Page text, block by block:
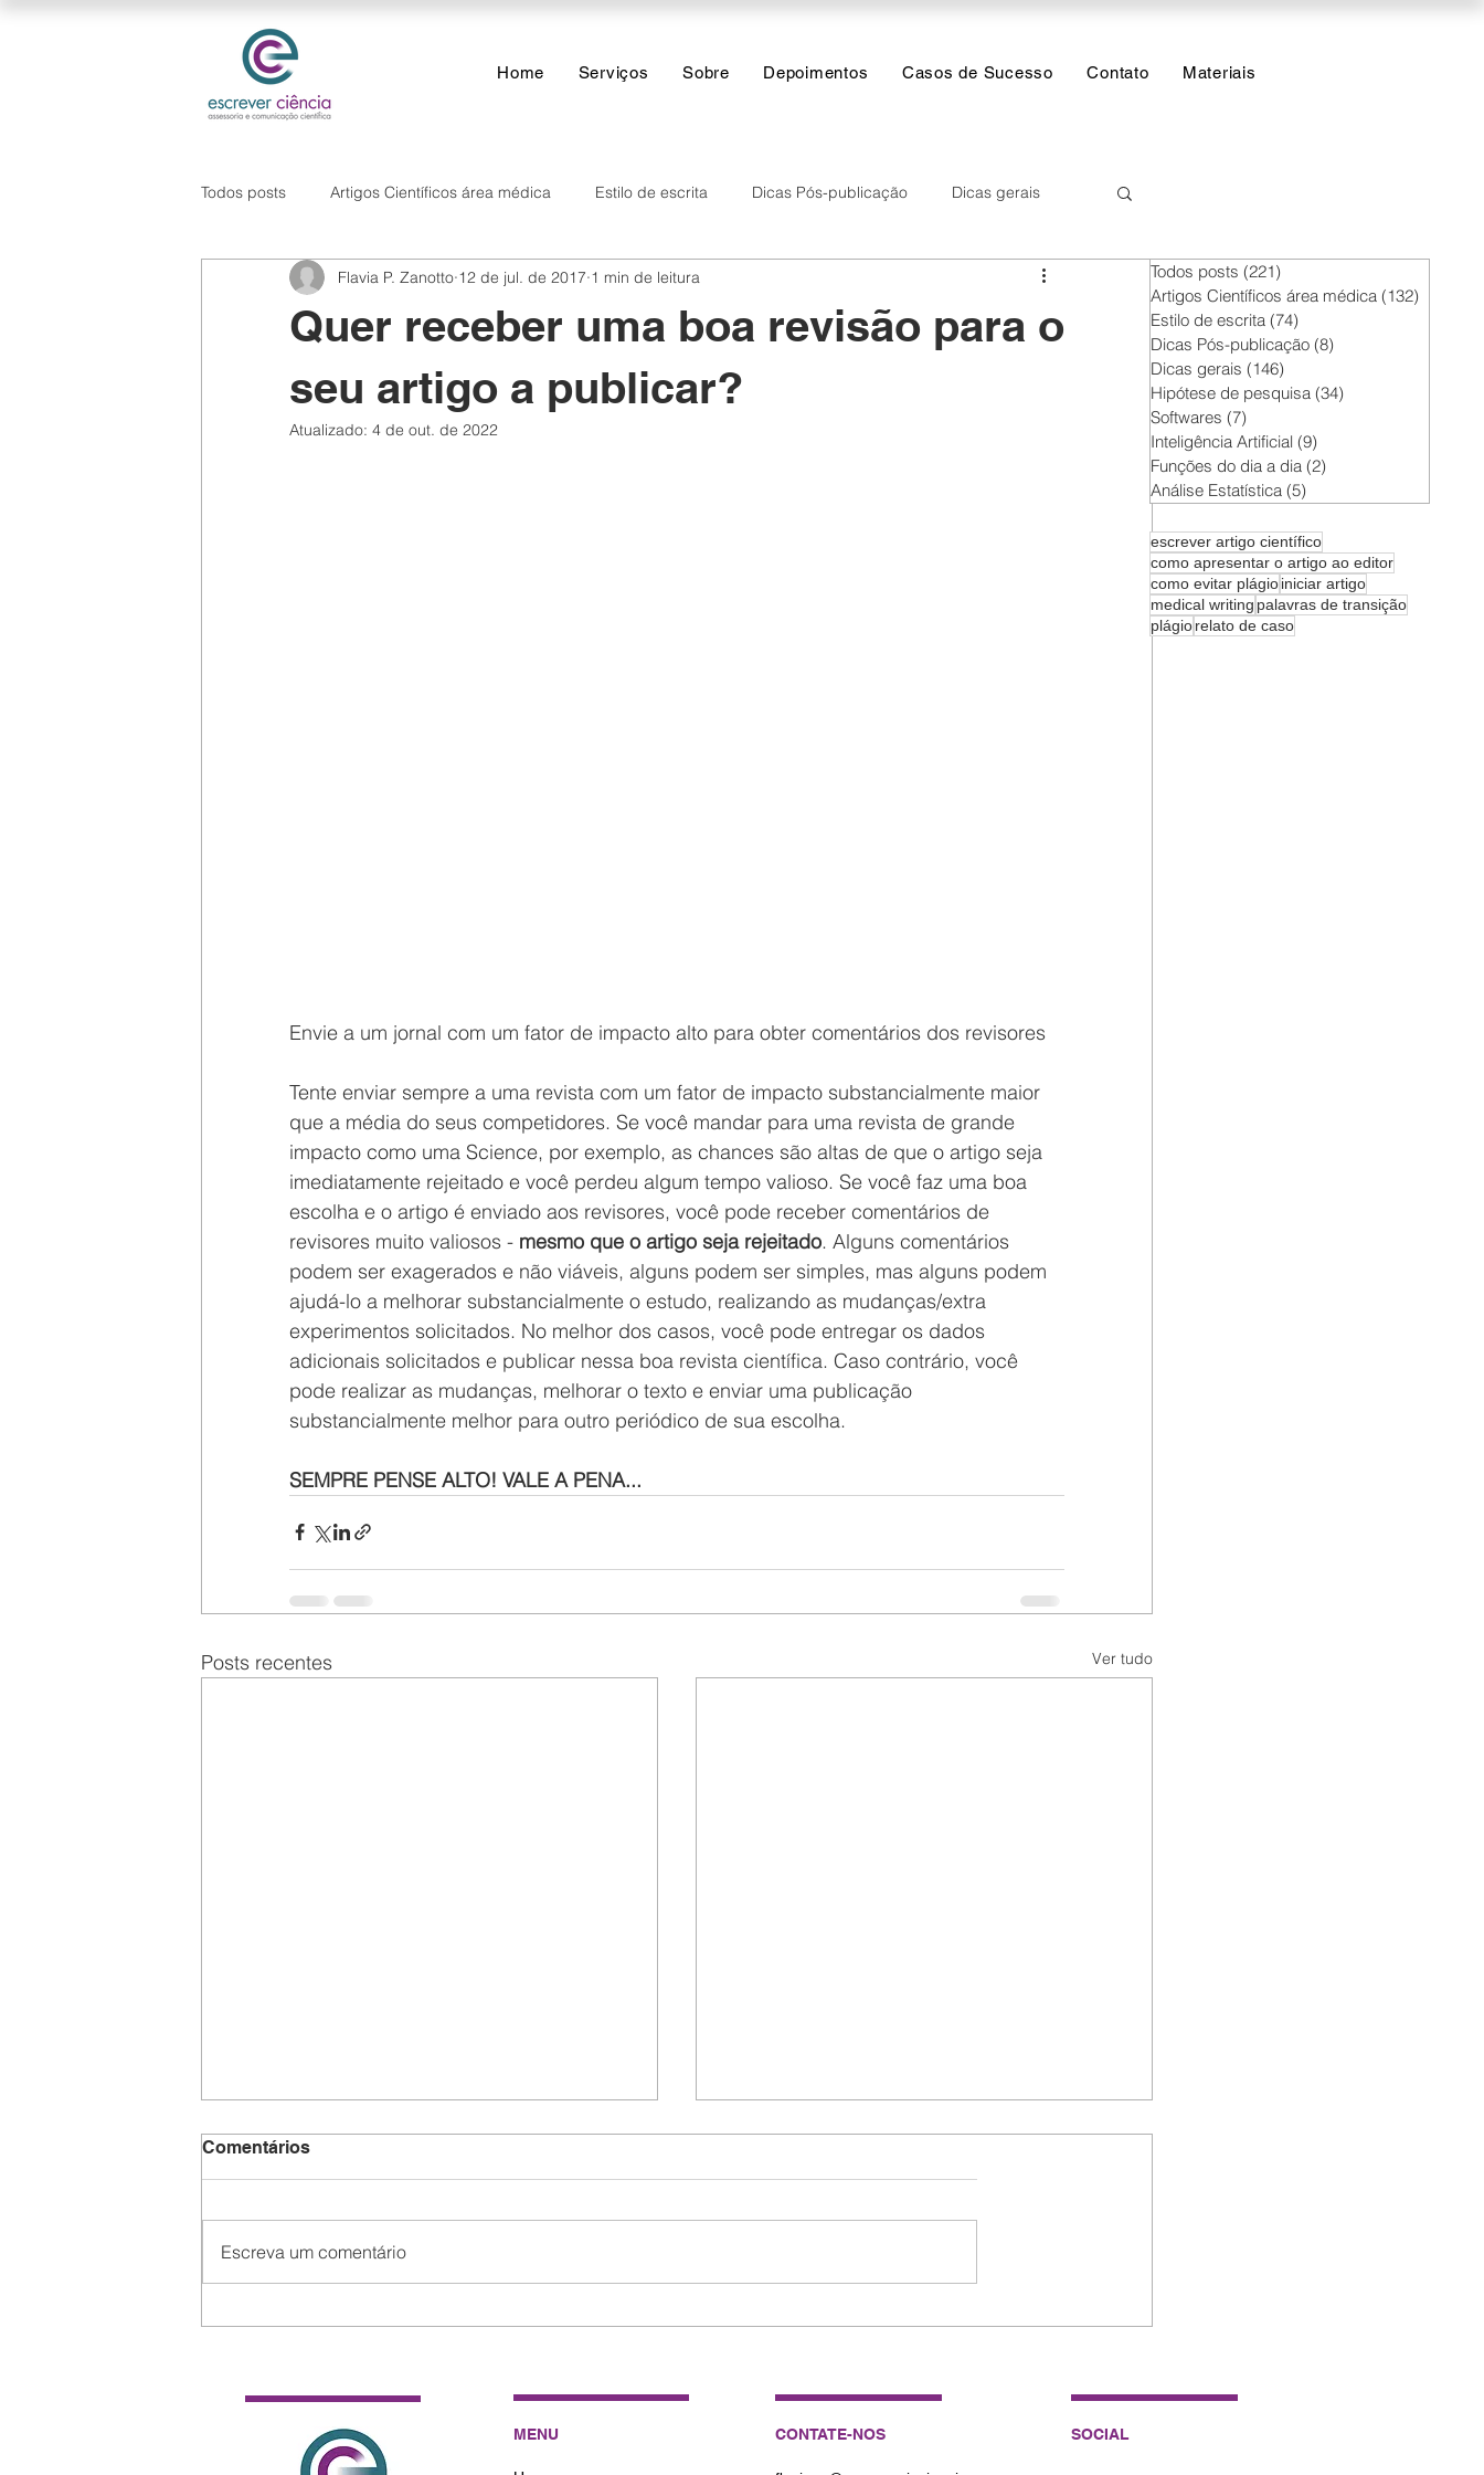
Home Serviços Sobre Depoimentos Casos de Sucesso Contato Materiais
Todos posts Artigos Científicos área médica Estilo de escrita Dicas Pós-publicação Dicas gerais
Hipótese de pesquisa Softwares Inteligência Artificial Análise Estatística
Quer receber uma boa revisão para o
seu artigo a publicar?
Flavia P. Zanotto 12 de jul. de 2017 1 min de leitura
Atualizado: 4 de out. de 2022
Envie a um jornal com um fator de impacto alto para obter comentários dos revisores
Tente enviar sempre a uma revista com um fator de impacto substancialmente maior
que a média do seus competidores. Se você mandar para uma revista de grande
impacto como uma Science, por exemplo, as chances são altas de que o artigo seja
imediatamente rejeitado e você perdeu algum tempo valioso. Se você faz uma boa
escolha e o artigo é enviado aos revisores, você pode receber comentários de
revisores muito valiosos - mesmo que o artigo seja rejeitado. Alguns comentários
podem ser exagerados e não viáveis, alguns podem ser simples, mas alguns podem
ajudá-lo a melhorar substancialmente o estudo, realizando as mudanças/extra
experimentos solicitados. No melhor dos casos, você pode entregar os dados
adicionais solicitados e publicar nessa boa revista científica. Caso contrário, você
pode realizar as mudanças, melhorar o texto e enviar uma publicação
substancialmente melhor para outro periódico de sua escolha.
SEMPRE PENSE ALTO! VALE A PENA...
Posts recentes Ver tudo
Como Escrever um Artigo Científico de
Comentários
Escreva um comentário
Todos posts (221)
Artigos Científicos área médica (132)
Estilo de escrita (74)
Dicas Pós-publicação (8)
Dicas gerais (146)
Hipótese de pesquisa (34)
Softwares (7)
Inteligência Artificial (9)
Funções do dia a dia (2)
Análise Estatística (5)
escrever artigo científico
como apresentar o artigo ao editor
como evitar plágioiniciar artigo
medical writing palavras de transição
plágiorelato de caso
MENU CONTATE-NOS SOCIAL